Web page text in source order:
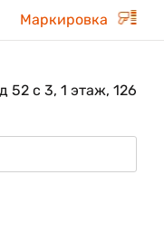
Маркировка
52 с 3, 1 этаж, 126